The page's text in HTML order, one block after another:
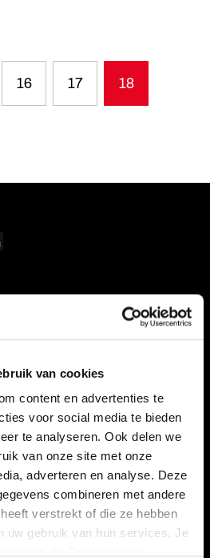
van cookies
content en advertenties te
voor social media te bieden
te analyseren. Ook delen we
van onze site met onze
adverteren en analyse. Deze
combineren met andere
verstrekt of die ze hebben
uw gebruik van hun services. Je
16 17 18
KAARTVERKOOP
BUSINESS